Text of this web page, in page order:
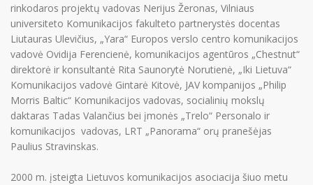
rinkodaros projektų vadovas Nerijus Žeronas, Vilniaus
universiteto Komunikacijos fakulteto partnerystės docentas
Liutauras Ulevičius, „Yara“ Europos verslo centro komunikacijos
vadovė Ovidija Ferencienė, komunikacijos agentūros „Chestnut“
direktorė ir konsultantė Rita Saunorytė Norutienė, „Iki Lietuva“
Komunikacijos vadovė Gintarė Kitovė, JAV kompanijos „Philip
Morris Baltic“ Komunikacijos vadovas, socialinių mokslų
daktaras Tadas Valančius bei įmonės „Trelo“ Personalo ir
komunikacijos vadovas, LRT „Panorama“ orų pranešėjas
Paulius Stravinskas.
2000 m. įsteigta Lietuvos komunikacijos asociacija šiuo metu